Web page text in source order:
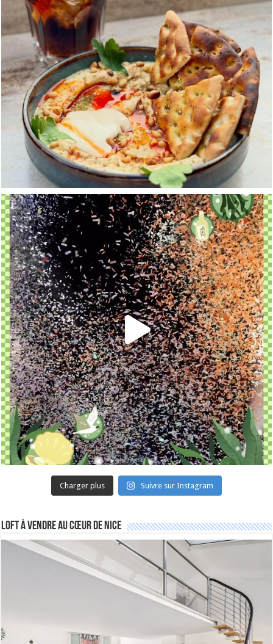
Charger plus Suivre sur Instagram
Loft à vendre au cœur de Nice